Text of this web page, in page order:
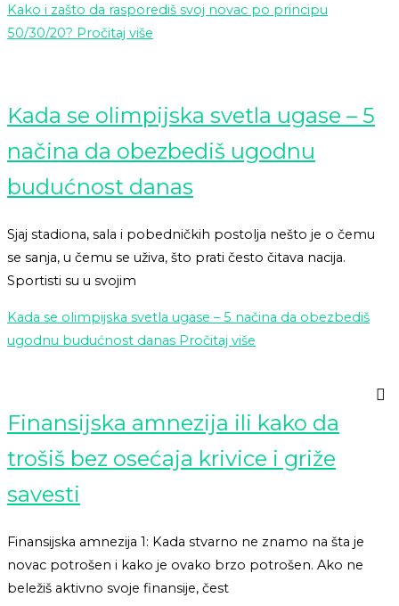
Kako i zašto da rasporediš svoj novac po principu
50/30/20? Pročitaj više
Kada se olimpijska svetla ugase – 5
načina da obezbediš ugodnu
budućnost danas
Sjaj stadiona, sala i pobedničkih postolja nešto je o čemu
se sanja, u čemu se uživa, što prati često čitava nacija.
Sportisti su u svojim
Kada se olimpijska svetla ugase – 5 načina da obezbediš
ugodnu budućnost danas Pročitaj više
Finansijska amnezija ili kako da
trošiš bez osećaja krivice i griže
savesti
Finansijska amnezija 1: Kada stvarno ne znamo na šta je
novac potrošen i kako je ovako brzo potrošen. Ako ne
beležiš aktivno svoje finansije, čest